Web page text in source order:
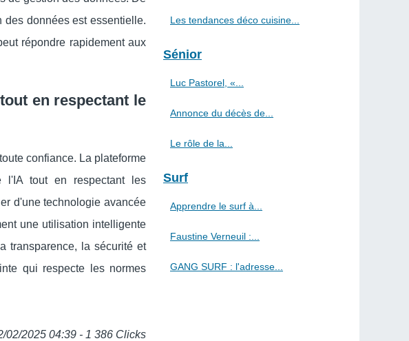
des données est essentielle.
répondre rapidement aux
en respectant le
confiance. La plateforme
l'IA tout en respectant les
d'une technologie avancée
une utilisation intelligente
transparence, la sécurité et
qui respecte les normes
02/2025 04:39 - 1 386 Clicks
Les tendances déco cuisine...
Sénior
Luc Pastorel, «...
Annonce du décès de...
Le rôle de la...
Surf
Apprendre le surf à...
Faustine Verneuil :...
GANG SURF : l'adresse...